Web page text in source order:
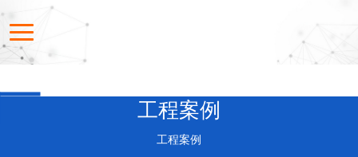
工程案例
工程案例